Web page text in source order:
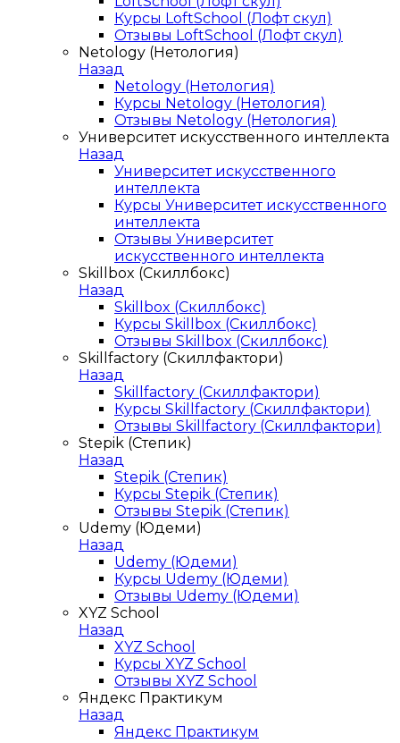
Курсы LoftSchool (Лофт скул)
Отзывы LoftSchool (Лофт скул)
Netology (Нетология)
Назад
Netology (Нетология)
Курсы Netology (Нетология)
Отзывы Netology (Нетология)
Университет искусственного интеллекта
Назад
Университет искусственного
интеллекта
Курсы Университет искусственного
интеллекта
Отзывы Университет
искусственного интеллекта
Skillbox (Скиллбокс)
Назад
Skillbox (Скиллбокс)
Курсы Skillbox (Скиллбокс)
Отзывы Skillbox (Скиллбокс)
Skillfactory (Скиллфактори)
Назад
Skillfactory (Скиллфактори)
Курсы Skillfactory (Скиллфактори)
Отзывы Skillfactory (Скиллфактори)
Stepik (Степик)
Назад
Stepik (Степик)
Курсы Stepik (Степик)
Отзывы Stepik (Степик)
Udemy (Юдеми)
Назад
Udemy (Юдеми)
Курсы Udemy (Юдеми)
Отзывы Udemy (Юдеми)
XYZ School
Назад
XYZ School
Курсы XYZ School
Отзывы XYZ School
Яндекс Практикум
Назад
Яндекс Практикум